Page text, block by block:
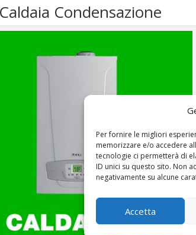
Per fornire le migliori
memorizzare e/o accedere
tecnologie ci permetterà di
ID unici su questo sito. Non
negativamente su alcune
Accetta
Condensazione